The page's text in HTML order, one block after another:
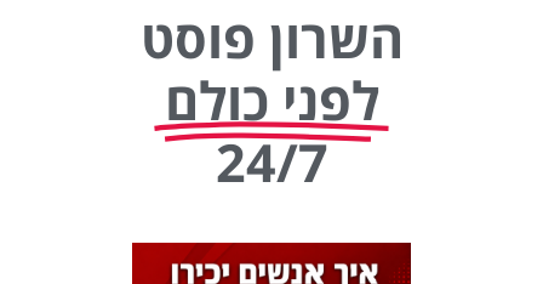
השרון פוסט
לפני כולם
24/7